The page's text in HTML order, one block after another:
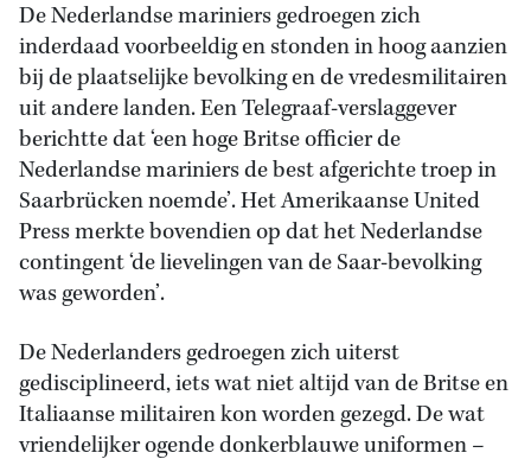
De Nederlandse mariniers gedroegen zich
inderdaad voorbeeldig en stonden in hoog aanzien
bij de plaatselijke bevolking en de vredesmilitairen
uit andere landen. Een Telegraaf-verslaggever
berichtte dat ‘een hoge Britse officier de
Nederlandse mariniers de best afgerichte troep in
Saarbrücken noemde’. Het Amerikaanse United
Press merkte bovendien op dat het Nederlandse
contingent ‘de lievelingen van de Saar-bevolking
was geworden’.
De Nederlanders gedroegen zich uiterst
gedisciplineerd, iets wat niet altijd van de Britse en
Italiaanse militairen kon worden gezegd. De wat
vriendelijker ogende donkerblauwe uniformen –